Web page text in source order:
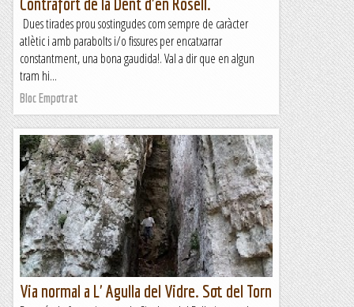
Dues tirades prou sostingudes com sempre de caràcter
atlètic i amb parabolts i/o fissures per encatxarrar
constantment, una bona gaudida!. Val a dir que en algun
tram hi...
Bloc Empotrat
Via normal a L' Agulla del Vidre. Sot del Torn